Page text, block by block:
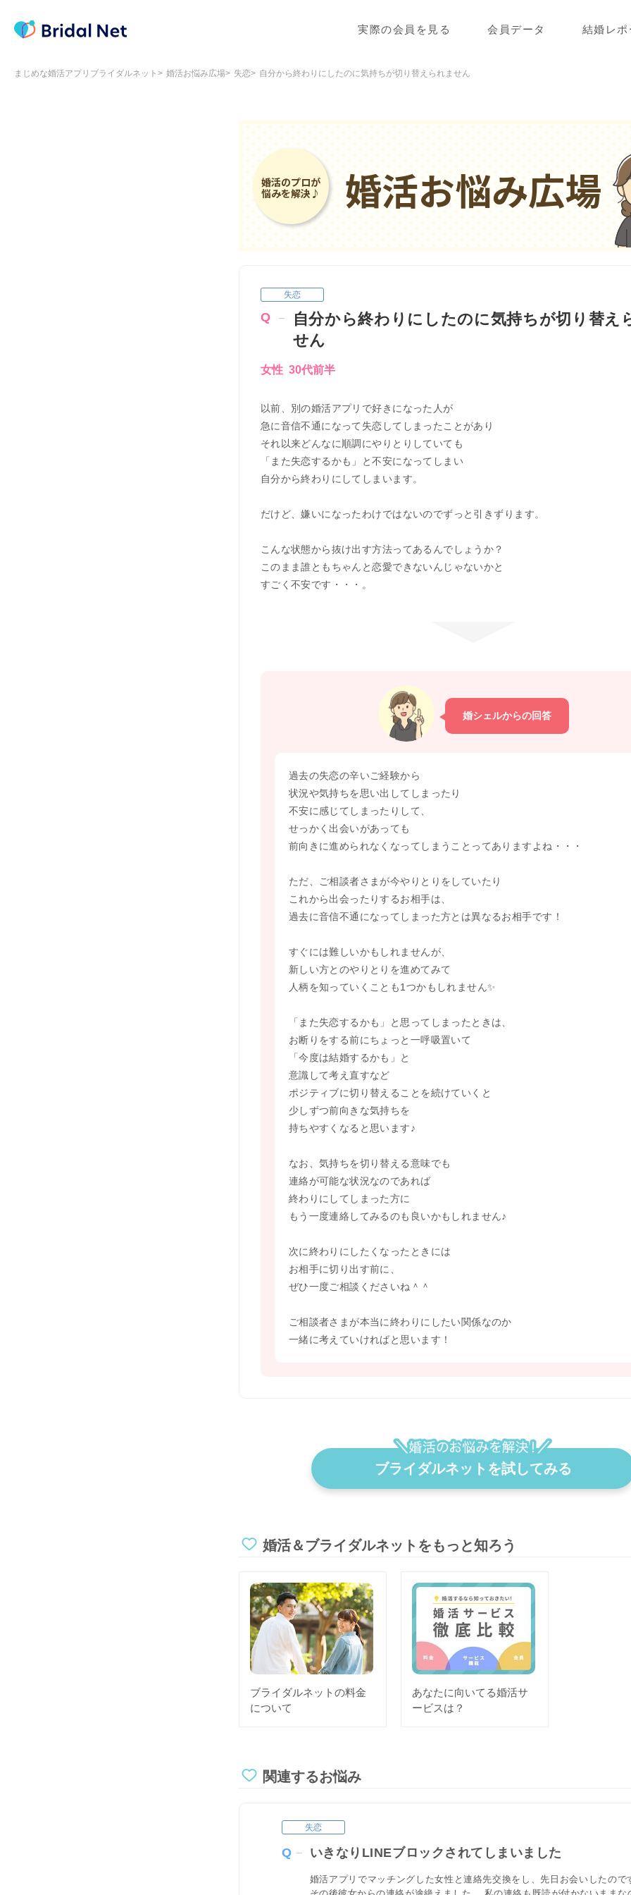
実際の会員を見る 会員データ 結婚レポ
まじめな婚活アプリブライダルネット 婚活お悩み広場 失恋 自分から終わりにしたのに気持ちが切り替えられません
婚活お悩み広場
失恋
自分から終わりにしたのに気持ちが切り替え
せん
女性 30代前半
以前、別の婚活アプリで好きになった人が
急に音信不通になって失恋してしまったことがあり
それ以来どんなに順調にやりとりしていても
「また失恋するかも」と不安になってしまい
自分から終わりにしてしまいます。
だけど、嫌いになったわけではないのでずっと引きずります。
こんな状態から抜け出す方法ってあるんでしょうか？
このまま誰ともちゃんと恋愛できないんじゃないかと
すごく不安です・・・。
婚シェルからの回答
過去の失恋の辛いご経験から
状況や気持ちを思い出してしまったり
不安に感じてしまったりして、
せっかく出会いがあっても
前向きに進められなくなってしまうことってありますよね・・・
ただ、ご相談者さまが今やりとりをしていたり
これから出会ったりするお相手は、
過去に音信不通になってしまった方とは異なるお相手です！
すぐには難しいかもしれませんが、
新しい方とのやりとりを進めてみて
人柄を知っていくことも1つかもしれません✨
「また失恋するかも」と思ってしまったときは、
お断りをする前にちょっと一呼吸置いて
「今度は結婚するかも」と
意識して考え直すなど
ポジティブに切り替えることを続けていくと
少しずつ前向きな気持ちを
持ちやすくなると思います♪
なお、気持ちを切り替える意味でも
連絡が可能な状況なのであれば
終わりにしてしまった方に
もう一度連絡してみるのも良いかもしれません♪
次に終わりにしたくなったときには
お相手に切り出す前に、
ぜひ一度ご相談くださいね＾＾
ご相談者さまが本当に終わりにしたい関係なのか
一緒に考えていければと思います！
ブライダルネットを試してみる
婚活＆ブライダルネットをもっと知ろう
ブライダルネットの料金
について
あなたに向いてる婚活サ
ービスは？
関連するお悩み
失恋
いきなりLINEブロックされてしまいました
婚活アプリでマッチングした女性と連絡先交換をし、先日お会いしたので